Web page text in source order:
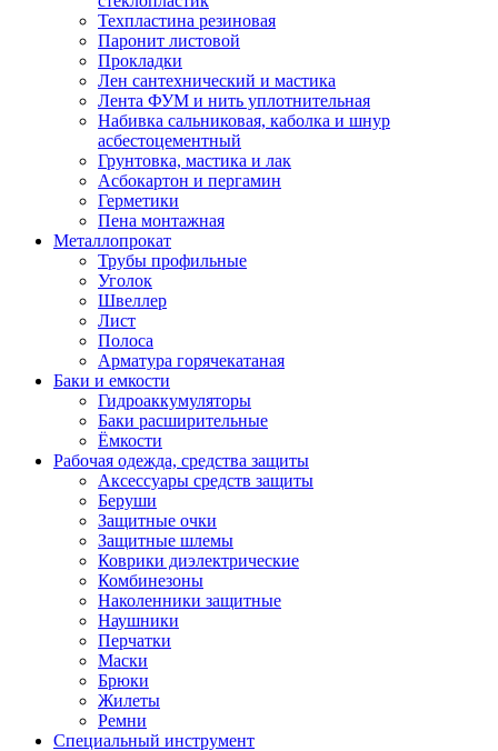
Техпластина резиновая
Паронит листовой
Прокладки
Лен сантехнический и мастика
Лента ФУМ и нить уплотнительная
Набивка сальниковая, каболка и шнур
асбестоцементный
Грунтовка, мастика и лак
Асбокартон и пергамин
Герметики
Пена монтажная
Металлопрокат
Трубы профильные
Уголок
Швеллер
Лист
Полоса
Арматура горячекатаная
Баки и емкости
Гидроаккумуляторы
Баки расширительные
Ёмкости
Рабочая одежда, средства защиты
Аксессуары средств защиты
Беруши
Защитные очки
Защитные шлемы
Коврики диэлектрические
Комбинезоны
Наколенники защитные
Наушники
Перчатки
Маски
Брюки
Жилеты
Ремни
Специальный инструмент